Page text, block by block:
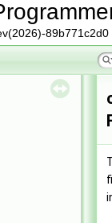
89b771c2d0